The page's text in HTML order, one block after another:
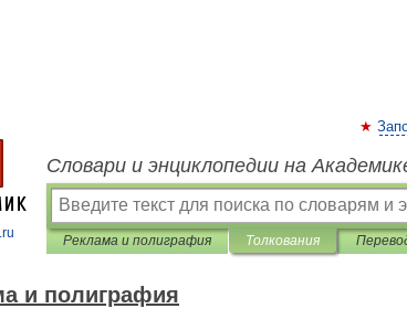
Словари и энциклопедии на
Реклама и полиграфия Толкования
и полиграфия